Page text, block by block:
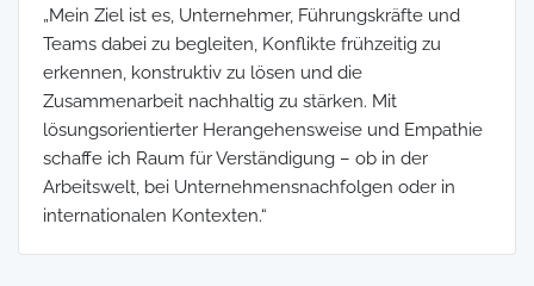
„Mein Ziel ist es, Unternehmer, Führungskräfte und
Teams dabei zu begleiten, Konflikte frühzeitig zu
erkennen, konstruktiv zu lösen und die
Zusammenarbeit nachhaltig zu stärken. Mit
lösungsorientierter Herangehensweise und Empathie
schaffe ich Raum für Verständigung – ob in der
Arbeitswelt, bei Unternehmensnachfolgen oder in
internationalen Kontexten.“